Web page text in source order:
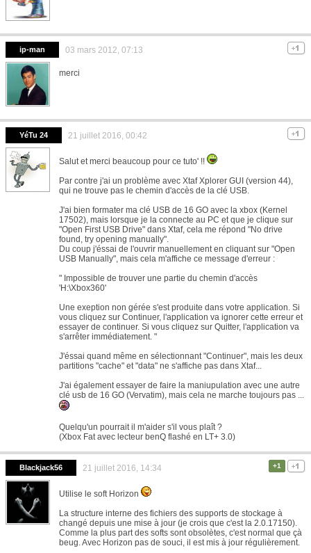
ip-man 03 mars 2012, 07:13
merci
YéTu 24 21 juillet 2016, 00:42
Salut et merci beaucoup pour ce tuto' !!
Par contre j'ai un problème avec Xtaf Xplorer GUI (version 44),
qui ne trouve pas le chemin d'accès de la clé USB.
J'ai bien formater ma clé USB de 16 GO avec la xbox (Kernel
17502), mais lorsque je la connecte au PC et que je clique sur
"Open First USB Drive" dans Xtaf, cela me répond "No drive
found, try opening manually".
Du coup j'éssai de l'ouvrir manuellement en cliquant sur "Open
USB Manually", mais cela m'affiche ce message d'erreur :
" Impossible de trouver une partie du chemin d'accès
'H:\Xbox360'
Une exeption non gérée s'est produite dans votre application. Si
vous cliquez sur Continuer, l'application va ignorer cette erreur et
essayer de continuer. Si vous cliquez sur Quitter, l'application va
s'arrêter immédiatement. "
J'éssai quand même en sélectionnant "Continuer", mais les deux
partitions "cache" et "data" ne s'affiche pas dans Xtaf...
J'ai également essayer de faire la maniupulation avec une autre
clé usb de 16 GO (Vervatim), mais cela ne marche toujours pas ...
Quelqu'un pourrait il m'aider s'il vous plaît ?
(Xbox Fat avec lecteur benQ flashé en LT+ 3.0)
Blackjack56 21 juillet 2016, 14:34 +1
Utilise le soft Horizon
La structure interne des fichiers des supports de stockage à
changé depuis une mise à jour (je crois que c'est la 2.0.17150).
Comme la plus part des softs sont obsolètes, c'est normal que çà
beug. Avec Horizon pas de souci, il est mis à jour régulièrement.